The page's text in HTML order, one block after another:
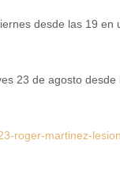
desde las 19
23 de agosto
roger-martinez-